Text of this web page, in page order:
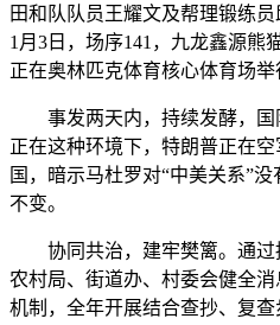
田和队队员王耀文及帮理锻练
1月3日，场序141，九龙鑫源熊
正在奥林匹克体育核心体育场举
事发两天内，持续发酵，国
正在这种环境下，特朗普正在
国，暗示马杜罗对“中美关系”
不变。
协同共治，建牢樊篱。通过
农村局、街道办、村委会健全
机制，全年开展结合查抄、复